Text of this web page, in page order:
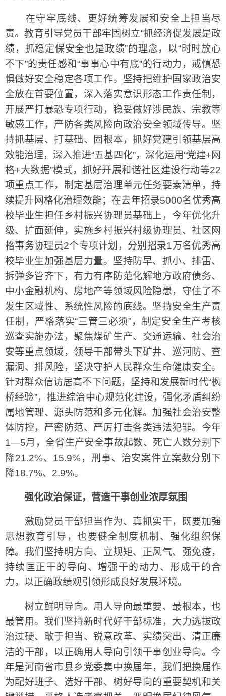
在守牢底线、更好统筹发展和安全上担当尽
责。教育引导党员干部牢固树立“抓经济促发展是政
绩，抓稳定保安全也是政绩”的理念，以“时时放心
不下”的责任感和“事事心中有底”的行动力，戒慎恐
惧做好安全稳定各项工作。坚持把维护国家政治安
全放在首要位置，深入落实意识形态工作责任制，
开展严打暴恐专项行动，稳妥做好涉民族、宗教等
敏感工作，严防各类风险向政治安全领域传导。坚
持抓基层、打基础、固根本，抓好党建引领基层高
效能治理，深入推进“五基四化”，深化运用“党建+网
格+大数据”模式，抓好开展和谐社区建设行动等22
项重点工作，制定基层治理单元任务要素清单，持
续提升网格化治理效能；在去年招录5000名优秀高
校毕业生担任乡村振兴协理员基础上，今年优化升
级、扩面延伸，实施乡村振兴村级协理员、社区网
格事务协理员2个专项计划，分别招录1万名优秀高
校毕业生加强基层力量。坚持防早、抓小、排雷、
拆弹多管齐下，有力有序防范化解地方政府债务、
中小金融机构、房地产等领域风险隐患，守住了不
发生区域性、系统性风险的底线。坚持安全生产责
任制，严格落实“三管三必须”，制定安全生产考核
巡查实施办法，聚焦煤矿生产、交通运输、社会治
安等重点领域，领导干部带头下矿井、巡河防、查
漏洞、排风险，坚决守护人民群众生命健康安全。
针对群众信访居高不下问题，坚持和发展新时代“枫
桥经验”，推进综治中心规范化建设，强化矛盾纠纷
属地管理、源头防范和多元化解。加强社会治安整
体防控，严密防范、严厉打击各类违法犯罪。今年
1—5月，全省生产安全事故起数、死亡人数分别下
降21.2%、15.9%，刑事、治安案件立案数分别下
降18.7%、2.9%。
强化政治保证，营造干事创业浓厚氛围
激励党员干部担当作为、真抓实干，既要加强
思想教育引导，也要健全制度机制、强化组织保
障。我们坚持明方向、立规矩、正风气、强免疫，
持续匡正干的导向、增强干的动力、形成干的合
力，以正确政绩观引领形成良好发展环境。
树立鲜明导向。用人导向最重要、最根本，也
最管用。我们坚持新时代好干部标准，大力选拔政
治过硬、敢于担当、锐意改革、实绩突出、清正廉
洁的干部，以正确用人导向引领干事创业导向。今
年是河南省市县乡党委集中换届年，我们把换届作
为配好班子、选好干部、树好导向的重要契机和关